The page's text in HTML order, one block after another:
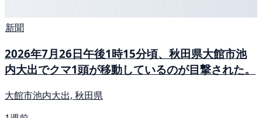
新聞
2026年7月26日午後1時15分頃、秋田県大館市池
内大出でクマ1頭が移動しているのが目撃された。
大館市池内大出, 秋田県